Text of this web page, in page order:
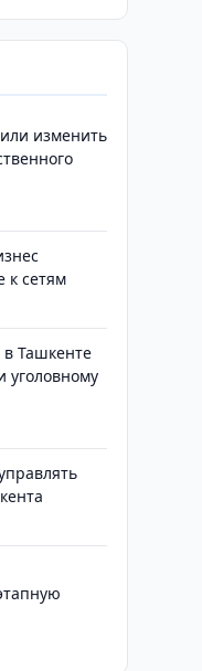
изменить
к сетям
Ташкенте
уголовному